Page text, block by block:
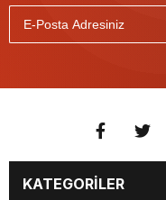
KATEGORİLER